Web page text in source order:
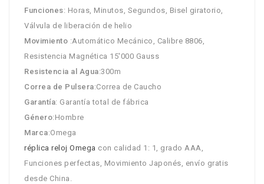
Funciones: Horas, Minutos, Segundos, Bisel giratorio,
Válvula de liberación de helio
Movimiento :Automático Mecánico, Calibre 8806,
Resistencia Magnética 15'000 Gauss
Resistencia al Agua:300m
Correa de Pulsera:Correa de Caucho
Garantía: Garantía total de fábrica
Género:Hombre
Marca:Omega
réplica reloj Omega con calidad 1: 1, grado AAA,
Funciones perfectas, Movimiento Japonés, envío gratis
desde China.